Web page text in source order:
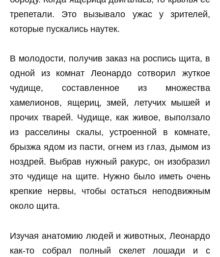
трепетали. Это вызывало ужас у зрителей,
которые пускались наутек.
В молодости, получив заказ на роспись щита, в
одной из комнат Леонардо сотворил жуткое
чудище, составленное из множества
хамелионов, ящериц, змей, летучих мышей и
прочих тварей. Чудище, как живое, выползало
из расселины скалы, устроенной в комнате,
брызжа ядом из пасти, огнем из глаз, дымом из
ноздрей. Выбрав нужный ракурс, он изобразил
это чудище на щите. Нужно было иметь очень
крепкие нервы, чтобы остаться неподвижным
около щита.
Изучая анатомию людей и животных, Леонардо
как-то собрал полный скелет лошади и с